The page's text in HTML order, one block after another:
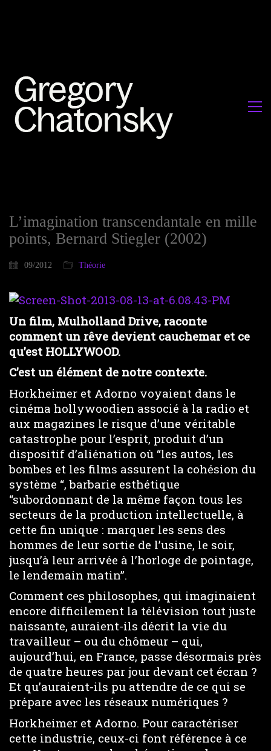
L’imagination transcendantale en mille
points, Bernard Stiegler (2002)
09/2012 Théorie
Un film, Mulholland Drive, raconte
comment un rêve devient cauchemar et ce
qu’est HOLLYWOOD.
C’est un élément de notre contexte.
Horkheimer et Adorno voyaient dans le
cinéma hollywoodien associé à la radio et
aux magazines le risque d’une véritable
catastrophe pour l’esprit, produit d’un
dispositif d’aliénation où “les autos, les
bombes et les films assurent la cohésion du
système “, barbarie esthétique
“subordonnant de la même façon tous les
secteurs de la production intellectuelle, à
cette fin unique : marquer les sens des
hommes de leur sortie de l’usine, le soir,
jusqu’à leur arrivée à l’horloge de pointage,
le lendemain matin”.
Comment ces philosophes, qui imaginaient
encore difficilement la télévision tout juste
naissante, auraient-ils décrit la vie du
travailleur – ou du chômeur – qui,
aujourd’hui, en France, passe désormais près
de quatre heures par jour devant cet écran ?
Et qu’auraient-ils pu attendre de ce qui se
prépare avec les réseaux numériques ?
Horkheimer et Adorno. Pour caractériser
cette industrie, ceux-ci font référence à ce